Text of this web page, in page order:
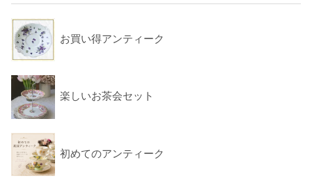
お買い得アンティーク
楽しいお茶会セット
初めてのアンティーク